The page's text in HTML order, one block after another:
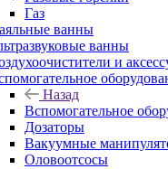
Газ
ванны
ванны
и
Назад
Вспомогательное
Дозаторы
Вакуумные
Оловоотсосы